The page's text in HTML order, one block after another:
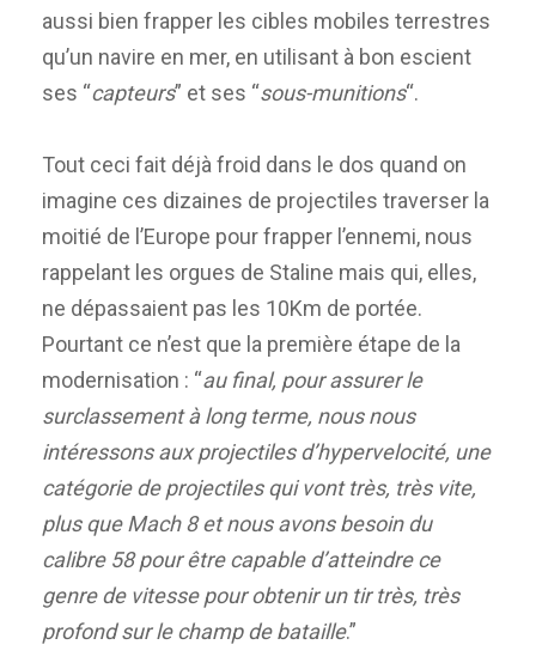
aussi bien frapper les cibles mobiles terrestres
qu’un navire en mer, en utilisant à bon escient
ses “capteurs” et ses “sous-munitions“.
Tout ceci fait déjà froid dans le dos quand on
imagine ces dizaines de projectiles traverser la
moitié de l’Europe pour frapper l’ennemi, nous
rappelant les orgues de Staline mais qui, elles,
ne dépassaient pas les 10Km de portée.
Pourtant ce n’est que la première étape de la
modernisation : “au final, pour assurer le
surclassement à long terme, nous nous
intéressons aux projectiles d’hypervelocité, une
catégorie de projectiles qui vont très, très vite,
plus que Mach 8 et nous avons besoin du
calibre 58 pour être capable d’atteindre ce
genre de vitesse pour obtenir un tir très, très
profond sur le champ de bataille.”